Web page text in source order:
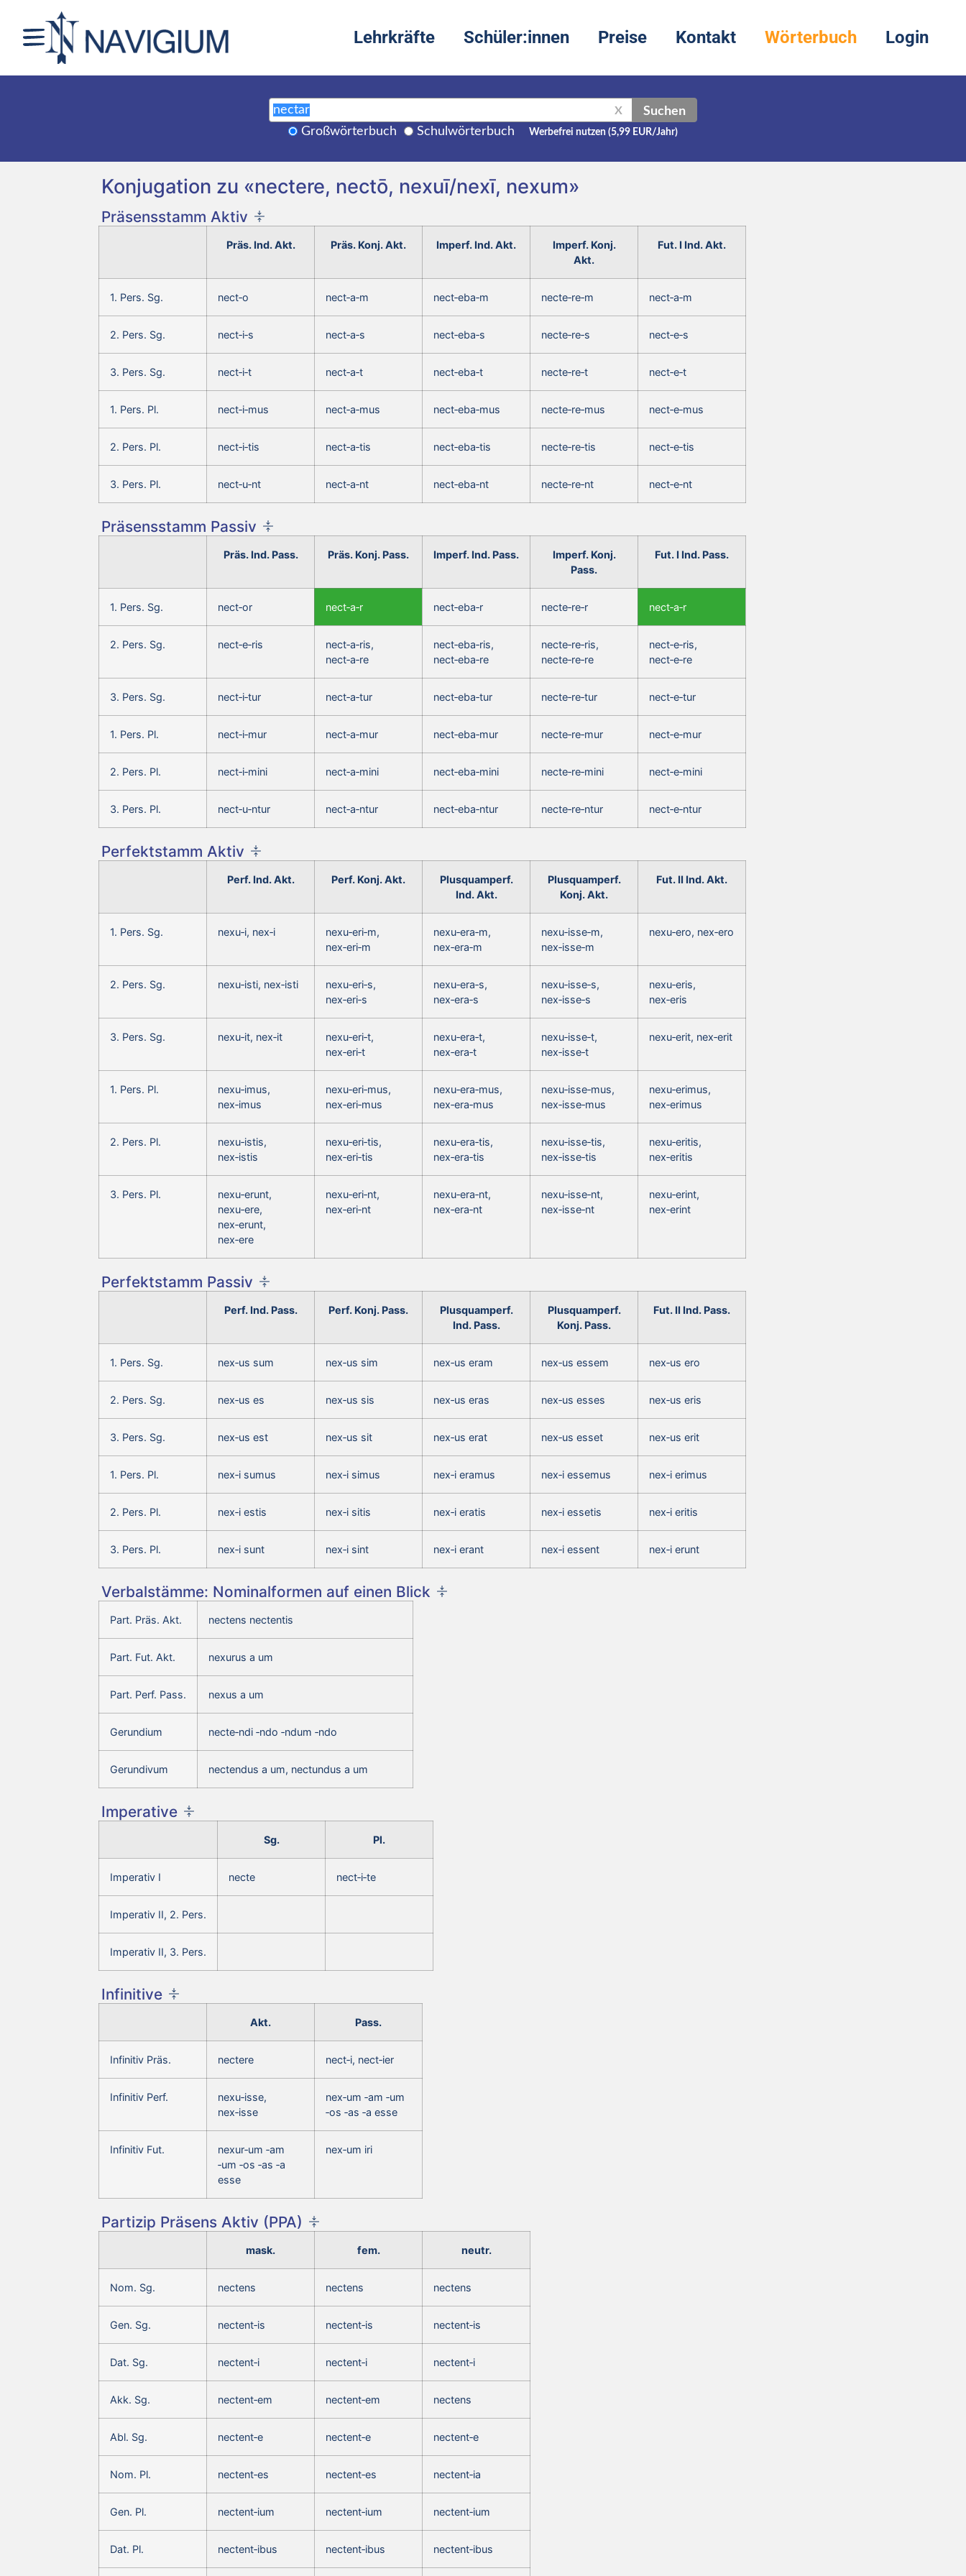
Lehrkräfte Schüler:innen Preise Kontakt Wörterbuch Login
X Suchen
Großwörterbuch Schulwörterbuch Werbefrei nutzen (5,99 EUR/Jahr)
Konjugation zu «nectere, nectō, nexuī/nexī, nexum»
Präsensstamm Aktiv
Präs. Ind. Akt. Präs. Konj. Akt. Imperf. Ind. Akt.
Imperf. Konj.
Akt.
Fut. I Ind. Akt.
1. Pers. Sg. nect‑o nect‑a‑m nect‑eba‑m necte‑re‑m nect‑a‑m
2. Pers. Sg. nect‑i‑s nect‑a‑s nect‑eba‑s necte‑re‑s nect‑e‑s
3. Pers. Sg. nect‑i‑t nect‑a‑t nect‑eba‑t necte‑re‑t nect‑e‑t
1. Pers. Pl. nect‑i‑mus nect‑a‑mus nect‑eba‑mus necte‑re‑mus nect‑e‑mus
2. Pers. Pl. nect‑i‑tis nect‑a‑tis nect‑eba‑tis necte‑re‑tis nect‑e‑tis
3. Pers. Pl. nect‑u‑nt nect‑a‑nt nect‑eba‑nt necte‑re‑nt nect‑e‑nt
Präsensstamm Passiv
Präs. Ind. Pass. Präs. Konj. Pass. Imperf. Ind. Pass.
Imperf. Konj.
Pass.
Fut. I Ind. Pass.
1. Pers. Sg. nect‑or nect‑a‑r nect‑eba‑r necte‑re‑r nect‑a‑r
2. Pers. Sg. nect‑e‑ris
nect‑a‑ris,
nect‑a‑re
nect‑eba‑ris,
nect‑eba‑re
necte‑re‑ris,
necte‑re‑re
nect‑e‑ris,
nect‑e‑re
3. Pers. Sg. nect‑i‑tur nect‑a‑tur nect‑eba‑tur necte‑re‑tur nect‑e‑tur
1. Pers. Pl. nect‑i‑mur nect‑a‑mur nect‑eba‑mur necte‑re‑mur nect‑e‑mur
2. Pers. Pl. nect‑i‑mini nect‑a‑mini nect‑eba‑mini necte‑re‑mini nect‑e‑mini
3. Pers. Pl. nect‑u‑ntur nect‑a‑ntur nect‑eba‑ntur necte‑re‑ntur nect‑e‑ntur
Perfektstamm Aktiv
Perf. Ind. Akt. Perf. Konj. Akt.
Plusquamperf.
Ind. Akt.
Plusquamperf.
Konj. Akt.
Fut. II Ind. Akt.
1. Pers. Sg. nexu‑i, nex‑i
nexu‑eri‑m,
nex‑eri‑m
nexu‑era‑m,
nex‑era‑m
nexu‑isse‑m,
nex‑isse‑m
nexu‑ero, nex‑ero
2. Pers. Sg. nexu‑isti, nex‑isti
nexu‑eri‑s,
nex‑eri‑s
nexu‑era‑s,
nex‑era‑s
nexu‑isse‑s,
nex‑isse‑s
nexu‑eris,
nex‑eris
3. Pers. Sg. nexu‑it, nex‑it
nexu‑eri‑t,
nex‑eri‑t
nexu‑era‑t,
nex‑era‑t
nexu‑isse‑t,
nex‑isse‑t
nexu‑erit, nex‑erit
1. Pers. Pl.
nexu‑imus,
nex‑imus
nexu‑eri‑mus,
nex‑eri‑mus
nexu‑era‑mus,
nex‑era‑mus
nexu‑isse‑mus,
nex‑isse‑mus
nexu‑erimus,
nex‑erimus
2. Pers. Pl.
nexu‑istis,
nex‑istis
nexu‑eri‑tis,
nex‑eri‑tis
nexu‑era‑tis,
nex‑era‑tis
nexu‑isse‑tis,
nex‑isse‑tis
nexu‑eritis,
nex‑eritis
3. Pers. Pl.
nexu‑erunt,
nexu‑ere,
nex‑erunt,
nex‑ere
nexu‑eri‑nt,
nex‑eri‑nt
nexu‑era‑nt,
nex‑era‑nt
nexu‑isse‑nt,
nex‑isse‑nt
nexu‑erint,
nex‑erint
Perfektstamm Passiv
Perf. Ind. Pass. Perf. Konj. Pass.
Plusquamperf.
Ind. Pass.
Plusquamperf.
Konj. Pass.
Fut. II Ind. Pass.
1. Pers. Sg. nex‑us sum nex‑us sim nex‑us eram nex‑us essem nex‑us ero
2. Pers. Sg. nex‑us es nex‑us sis nex‑us eras nex‑us esses nex‑us eris
3. Pers. Sg. nex‑us est nex‑us sit nex‑us erat nex‑us esset nex‑us erit
1. Pers. Pl. nex‑i sumus nex‑i simus nex‑i eramus nex‑i essemus nex‑i erimus
2. Pers. Pl. nex‑i estis nex‑i sitis nex‑i eratis nex‑i essetis nex‑i eritis
3. Pers. Pl. nex‑i sunt nex‑i sint nex‑i erant nex‑i essent nex‑i erunt
Verbalstämme: Nominalformen auf einen Blick
Part. Präs. Akt. nectens nectentis
Part. Fut. Akt. nexurus a um
Part. Perf. Pass. nexus a um
Gerundium necte‑ndi ‑ndo ‑ndum ‑ndo
Gerundivum nectendus a um, nectundus a um
Imperative
Sg. Pl.
Imperativ I necte nect‑i‑te
Imperativ II, 2. Pers.
Imperativ II, 3. Pers.
Infinitive
Akt. Pass.
Infinitiv Präs. nectere nect‑i, nect‑ier
Infinitiv Perf.
nexu‑isse,
nex‑isse
nex‑um ‑am ‑um
‑os ‑as ‑a esse
Infinitiv Fut.
nexur‑um ‑am
‑um ‑os ‑as ‑a
esse
nex‑um iri
Partizip Präsens Aktiv (PPA)
mask. fem. neutr.
Nom. Sg. nectens nectens nectens
Gen. Sg. nectent‑is nectent‑is nectent‑is
Dat. Sg. nectent‑i nectent‑i nectent‑i
Akk. Sg. nectent‑em nectent‑em nectens
Abl. Sg. nectent‑e nectent‑e nectent‑e
Nom. Pl. nectent‑es nectent‑es nectent‑ia
Gen. Pl. nectent‑ium nectent‑ium nectent‑ium
Dat. Pl. nectent‑ibus nectent‑ibus nectent‑ibus